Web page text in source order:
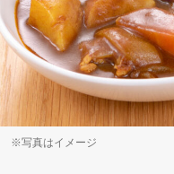
※写真はイメージ